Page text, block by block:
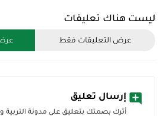
ليست هناك تعليقات
عرض التعليقات فقط عرض
إرسال تعليق
أترك بصمتك بتعليق على مدونة التربية و